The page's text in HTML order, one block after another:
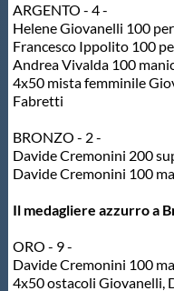
Videogallery
Intranet
Contatti
ARGENTO - 4 -
Helene Giovanelli 100
Francesco Ippolito 100
Andrea Vivalda 100
4x50 mista femminile
Fabretti
BRONZO - 2 -
Davide Cremonini 200
Davide Cremonini 100
Il medagliere azzurro a
ORO - 9 -
Davide Cremonini 100
4x50 ostacoli Giovanelli,